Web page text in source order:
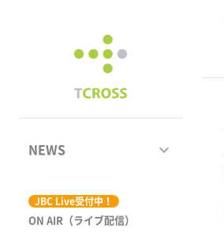
NEWS keyboard_arrow_down
ジャーナル
JBC Live受付中！
ON AIR（ライブ配信）